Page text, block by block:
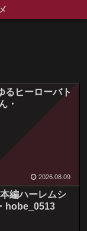
るヒーローバト
・
2026.08.09
編ハーレムシ
hobe_0513